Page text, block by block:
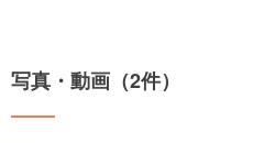
写真・動画（2件）